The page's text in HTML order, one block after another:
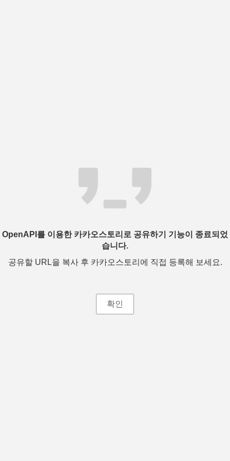
OpenAPI를 이용한 카카오스토리로 공유하기 기능이 종료되었
습니다.
공유할 URL을 복사 후 카카오스토리에 직접 등록해 보세요.
확인